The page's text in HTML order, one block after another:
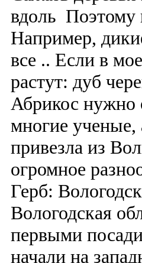
вдоль Поэтому
Например,
все .. Если в
растут: дуб
Абрикос нужно
многие ученые,
привезла из
огромное
Герб:
Вологодская
первыми
начали на